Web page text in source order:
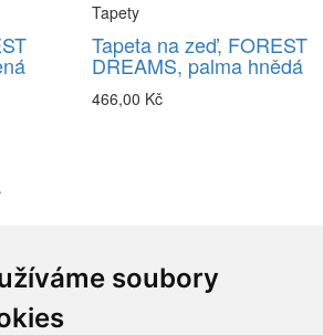
soubory
Tapety
Tapeta na zeď, FOREST
DREAMS, palma hnědá
466,00 Kč